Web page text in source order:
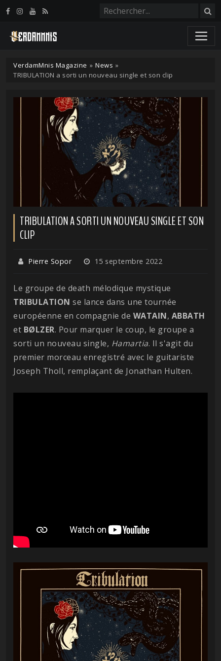
VerdamMnis Magazine » News »
TRIBULATION a sorti un nouveau single et son clip
TRIBULATION A SORTI UN NOUVEAU SINGLE ET SON
CLIP
Pierre Sopor 15 septembre 2022
Le groupe de death mélodique mystique
TRIBULATION se lance dans une tournée
européenne en compagnie de WATAIN, ABBATH
et BØLZER. Pour marquer le coup, le groupe a
sorti un nouveau single, Hamartia. Il s'agit du
premier morceau enregistré avec le guitariste
Joseph Tholl, remplaçant de Jonathan Hulten.
Panneau de gestion des cookies